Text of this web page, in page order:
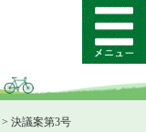
メ
ニ
ー
> 決議案第3号